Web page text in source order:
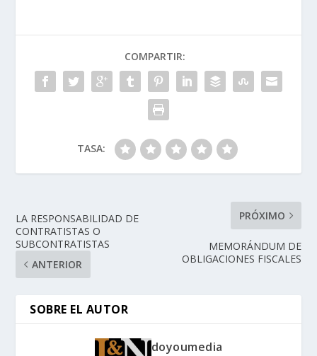
COMPARTIR:
TASA:
LA RESPONSABILIDAD DE
CONTRATISTAS O
SUBCONTRATISTAS
ANTERIOR
PRÓXIMO
MEMORÁNDUM DE
OBLIGACIONES FISCALES
SOBRE EL AUTOR
doyoumedia